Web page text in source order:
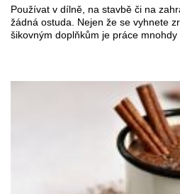
Používat v dílně, na stavbě či na
žádná ostuda. Nejen že se vyhnete
šikovným doplňkům je práce mnohdy